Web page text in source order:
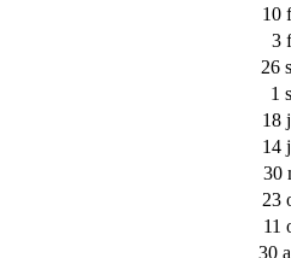
10
3
26
1
18
14
30
23
11
30